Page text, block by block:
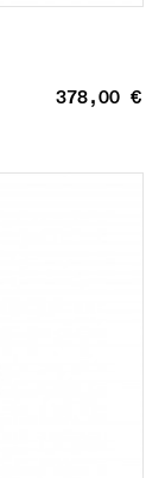
378,00 €